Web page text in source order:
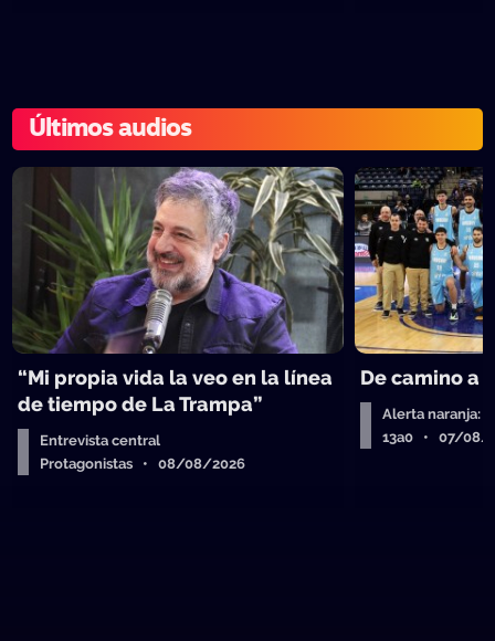
Últimos audios
“Mi propia vida la veo en la línea
de tiempo de La Trampa”
Entrevista central
Protagonistas • 08/08/2026
De camino a
Alerta naranja:
13a0 • 07/08/